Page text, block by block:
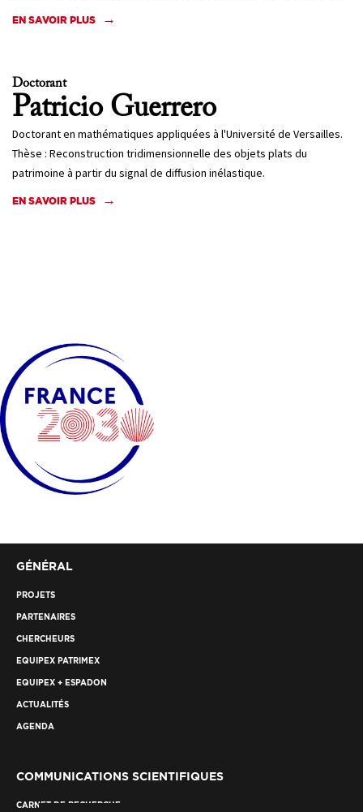
EN SAVOIR PLUS
Doctorant
PatricioGuerrero
Doctorant en mathématiques appliquées à l'Université de Versailles.
Thèse : Reconstruction tridimensionnelle des objets plats du
patrimoine à partir du signal de diffusion inélastique.
EN SAVOIR PLUS
GÉNÉRAL
PROJETS
PARTENAIRES
CHERCHEURS
EQUIPEX PATRIMEX
EQUIPEX + ESPADON
ACTUALITÉS
AGENDA
COMMUNICATIONS SCIENTIFIQUES
CARNET DE RECHERCHE